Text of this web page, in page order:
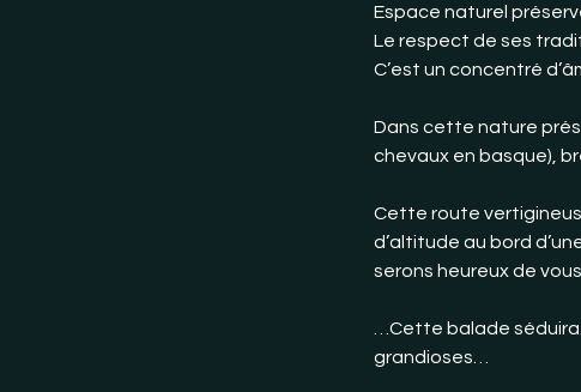
Espace naturel
Le respect de ses
C’est un concentré
Dans cette nature
chevaux en basque),
Cette route
d’altitude au bord
serons heureux de
…Cette balade
grandioses…